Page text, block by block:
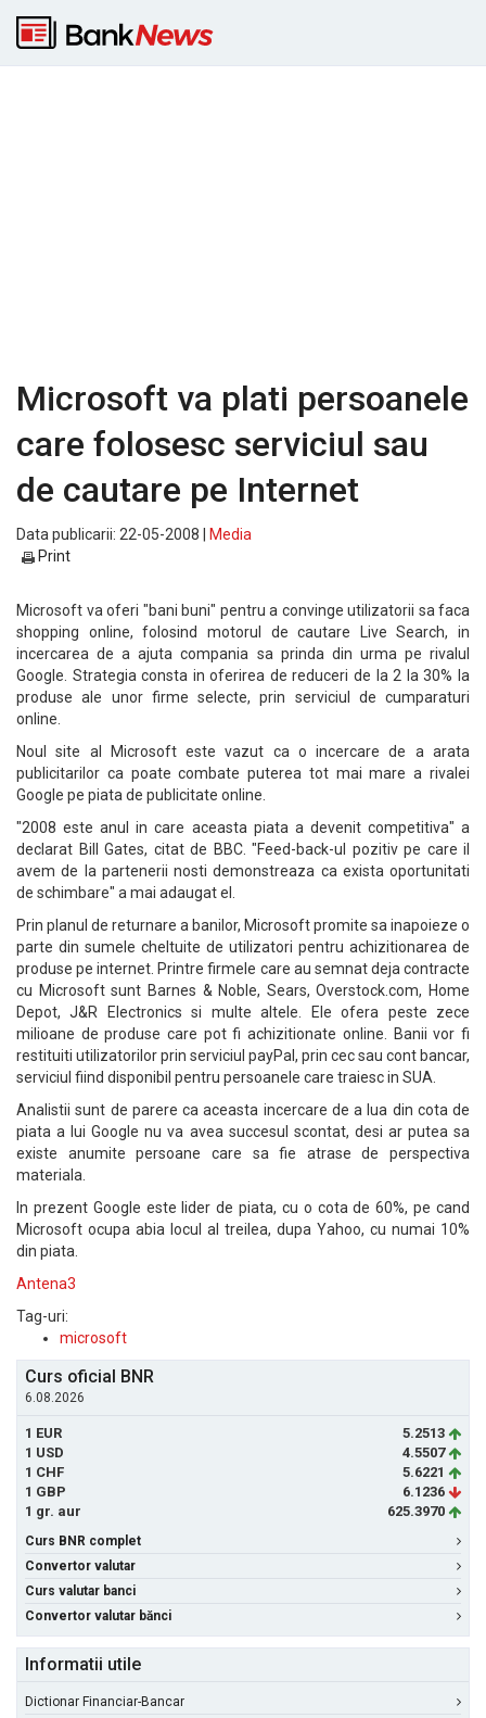
Microsoft va plati persoanele
care folosesc serviciul sau
de cautare pe Internet
Data publicarii: 22-05-2008 |
Media
Print
Microsoft va oferi "bani buni" pentru a convinge utilizatorii sa faca
shopping online, folosind motorul de cautare Live Search, in
incercarea de a ajuta compania sa prinda din urma pe rivalul
Google. Strategia consta in oferirea de reduceri de la 2 la 30% la
produse ale unor firme selecte, prin serviciul de cumparaturi
online.
Noul site al Microsoft este vazut ca o incercare de a arata
publicitarilor ca poate combate puterea tot mai mare a rivalei
Google pe piata de publicitate online.
"2008 este anul in care aceasta piata a devenit competitiva" a
declarat Bill Gates, citat de BBC. "Feed-back-ul pozitiv pe care il
avem de la partenerii nosti demonstreaza ca exista oportunitati
de schimbare" a mai adaugat el.
Prin planul de returnare a banilor, Microsoft promite sa inapoieze o
parte din sumele cheltuite de utilizatori pentru achizitionarea de
produse pe internet. Printre firmele care au semnat deja contracte
cu Microsoft sunt Barnes & Noble, Sears, Overstock.com, Home
Depot, J&R Electronics si multe altele. Ele ofera peste zece
milioane de produse care pot fi achizitionate online. Banii vor fi
restituiti utilizatorilor prin serviciul payPal, prin cec sau cont bancar,
serviciul fiind disponibil pentru persoanele care traiesc in SUA.
Analistii sunt de parere ca aceasta incercare de a lua din cota de
piata a lui Google nu va avea succesul scontat, desi ar putea sa
existe anumite persoane care sa fie atrase de perspectiva
materiala.
In prezent Google este lider de piata, cu o cota de 60%, pe cand
Microsoft ocupa abia locul al treilea, dupa Yahoo, cu numai 10%
din piata.
Antena3
Tag-uri:
microsoft
Curs oficial BNR
6.08.2026
1 EUR
5.2513
1 USD
4.5507
1 CHF
5.6221
1 GBP
6.1236
1 gr. aur
625.3970
Curs BNR complet
Convertor valutar
Curs valutar banci
Convertor valutar bănci
Informatii utile
Dictionar Financiar-Bancar